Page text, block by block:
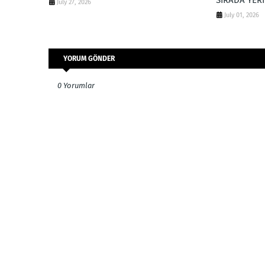
July 27, 2026
July 01, 2026
YORUM GÖNDER
0 Yorumlar